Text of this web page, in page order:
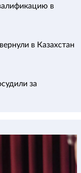
в
в Казахстан
за